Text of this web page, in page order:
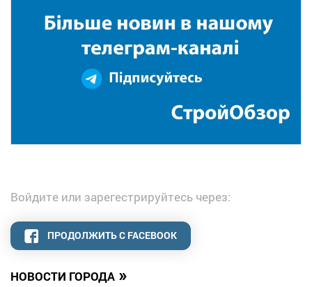
НОВОСТИ ГОРОДА »
Войдите или зарегестрируйтесь через:
ПРОДОЛЖИТЬ С FACEBOOK